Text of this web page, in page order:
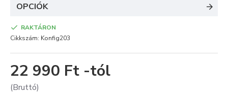
OPCIÓK
22 990 Ft -tól
(Bruttó)
RAKTÁRON
Cikkszám: Konfig203